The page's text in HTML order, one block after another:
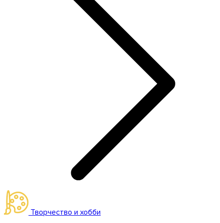
Творчество и хобби